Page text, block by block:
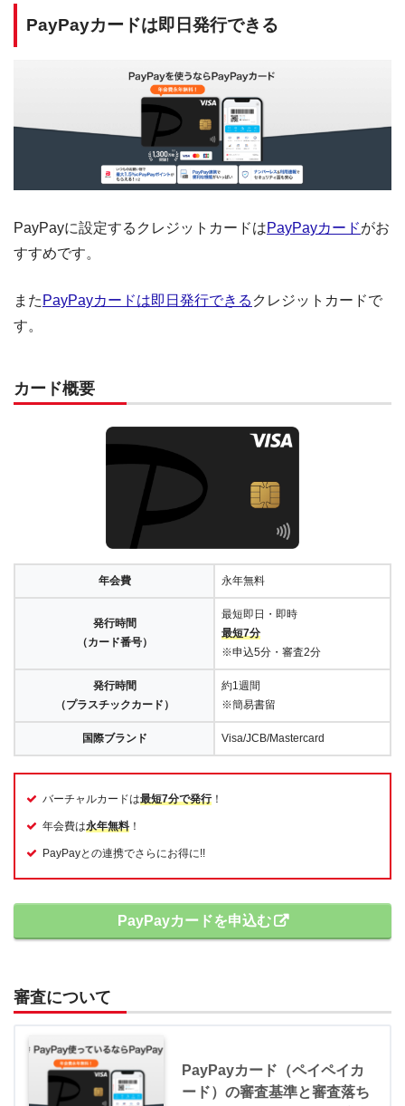
PayPayカードは即日発行できる
PayPayに設定するクレジットカードはPayPayカードがお
すすめです。
また PayPayカードは即日発行できる クレジットカードで
す。
カード概要
年会費 永年無料
発行時間
（カード番号）
最短即日・即時
最短7分
※申込5分・審査2分
発行時間
（プラスチックカード）
約1週間
※簡易書留
国際ブランド Visa/JCB/Mastercard
バーチャルカードは最短7分で発行！
年会費は永年無料 ！
PayPayとの連携でさらにお得に!!
PayPayカードを申込む
審査について
PayPayカード（ペイペイカ
ード）の審査基準と審査落ち